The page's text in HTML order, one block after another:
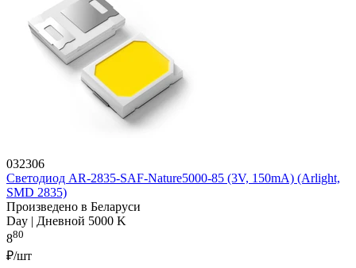
032306
Светодиод AR-2835-SAF-Nature5000-85 (3V, 150mA) (Arlight,
SMD 2835)
Произведено в Беларуси
Day | Дневной 5000 K
880
₽/шт